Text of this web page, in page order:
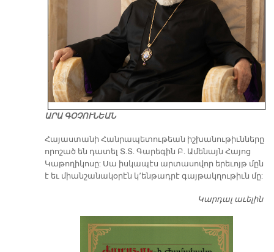
ԱՐԱ ԳՕՉՈՒՆԵԱՆ
​Հայաստանի Հանրապետութեան իշխանութիւնները
որոշած են դատել Տ.Տ. Գարեգին Բ. Ամենայն Հայոց
Կաթողիկոսը: Սա իսկապէս արտասովոր երեւոյթ մըն
է եւ միանշանակօրէն կ՚ենթադրէ գայթակղութիւն մը:
Կարդալ աւելին